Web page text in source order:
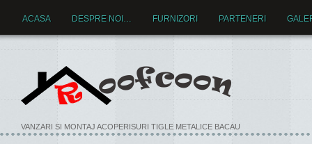
VANZARI SI MONTAJ ACOPERISURI TIGLE METALICE BACAU
ACASA DESPRE NOI… FURNIZORI PARTENERI